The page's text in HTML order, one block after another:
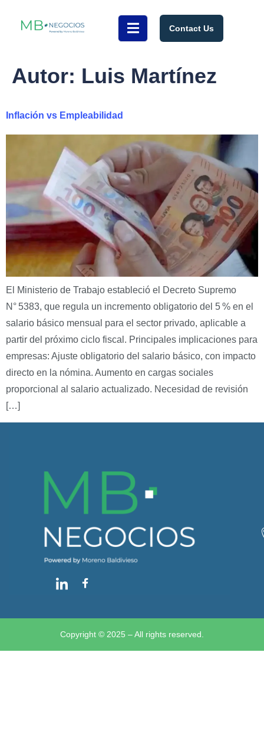
Contact Us
Autor: Luis Martínez
Inflación vs Empleabilidad
El Ministerio de Trabajo estableció el Decreto Supremo
N° 5383, que regula un incremento obligatorio del 5 % en el
salario básico mensual para el sector privado, aplicable a
partir del próximo ciclo fiscal. Principales implicaciones para
empresas: Ajuste obligatorio del salario básico, con impacto
directo en la nómina. Aumento en cargas sociales
proporcional al salario actualizado. Necesidad de revisión
[…]
Copyright © 2025 – All rights reserved.